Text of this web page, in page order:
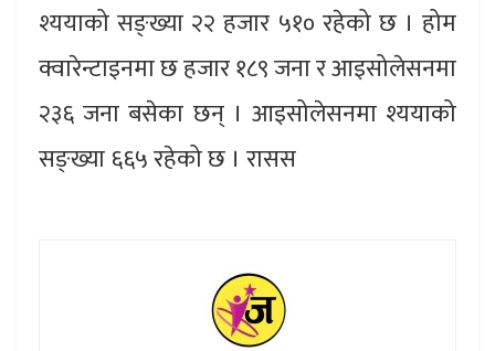
श्ययाको सङ्ख्या २२ हजार ५१० रहेको छ । होम
क्वारेन्टाइनमा छ हजार १८९ जना र आइसोलेसनमा
२३६ जना बसेका छन् । आइसोलेसनमा श्ययाको
सङ्ख्या ६६५ रहेको छ । रासस